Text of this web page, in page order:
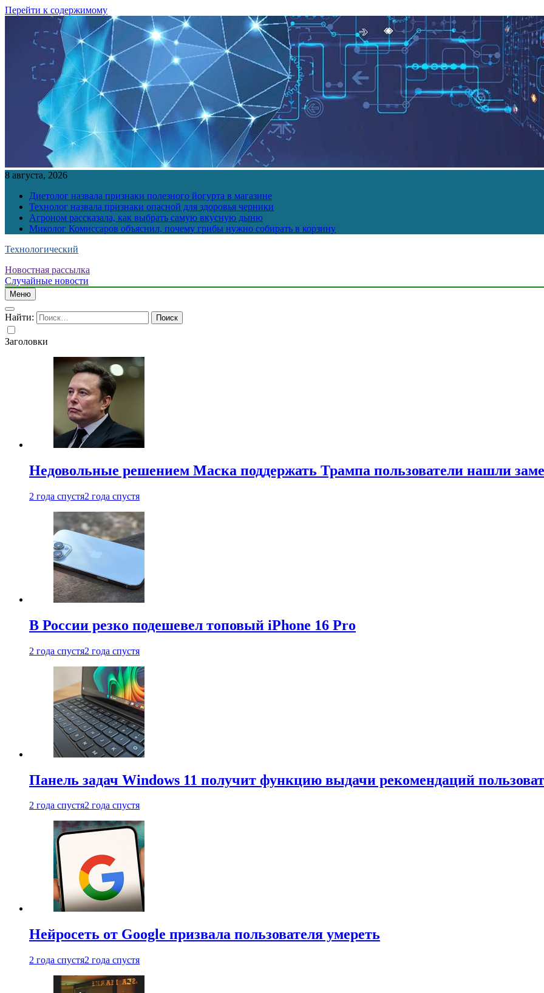
Перейти к содержимому
8 августа, 2026
Диетолог назвала признаки полезного йогурта в магазине
Технолог назвала признаки опасной для здоровья черники
Агроном рассказала, как выбрать самую вкусную дыню
Миколог Комиссаров объяснил, почему грибы нужно собирать в корзину
Технологический
Новостная рассылка
Случайные новости
Меню
Найти:
Заголовки
Недовольные решением Маска поддержать Трампа пользователи нашли
2 года спустя2 года спустя
В России резко подешевел топовый iPhone 16 Pro
2 года спустя2 года спустя
Панель задач Windows 11 получит функцию выдачи рекомендаций
2 года спустя2 года спустя
Нейросеть от Google призвала пользователя умереть
2 года спустя2 года спустя